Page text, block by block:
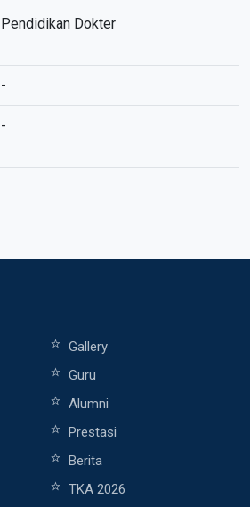
Pendidikan Dokter
-
-
Gallery
Guru
Alumni
Prestasi
Berita
TKA 2026